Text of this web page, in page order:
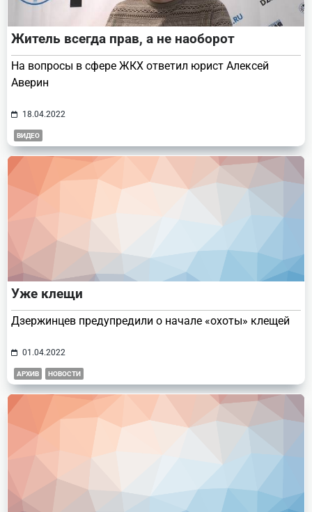
Житель всегда прав, а не наоборот
На вопросы в сфере ЖКХ ответил юрист Алексей
Аверин
18.04.2022
ВИДЕО
Уже клещи
Дзержинцев предупредили о начале «охоты» клещей
01.04.2022
АРХИВ НОВОСТИ